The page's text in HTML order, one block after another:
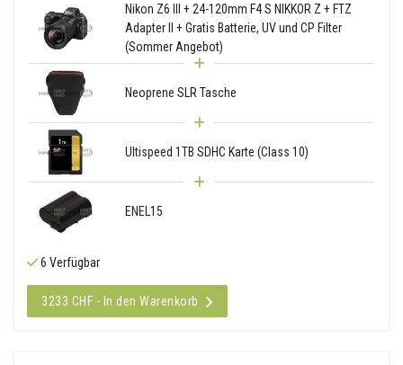
Nikon Z6 III + 24-120mm F4 S NIKKOR Z + FTZ
Adapter II + Gratis Batterie, UV und CP Filter
(Sommer Angebot)
Neoprene SLR Tasche
Ultispeed 1TB SDHC Karte (Class 10)
ENEL15
6 Verfügbar
3233 CHF - In den Warenkorb